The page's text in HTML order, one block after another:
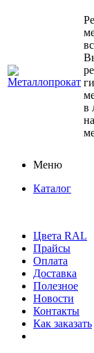
в
Меню
Каталог
Цвета RAL
Прайсы
Оплата
Доставка
Полезное
Новости
Контакты
Как заказать